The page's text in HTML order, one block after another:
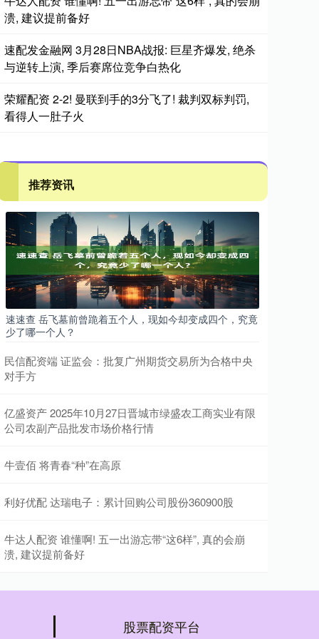
溃, 建议提前备好
速配发金融网 3月28日NBA战报: 巨星齐爆发, 绝杀
与逆转上演, 季后赛席位竞争白热化
荣耀配资 2-2! 曼联到手的3分飞了! 裁判双标判罚,
看得人一肚子火
推荐资讯
速速查 岳飞墓前曾跪着五个人，现如今却变成四个，究竟
少了哪一个人？
民信配资端 证监会：批复广州期货交易所为合格中央
对手方
亿盛资产 2025年10月27日晋城市绿盛农工商实业有限
公司农副产品批发市场价格行情
牛壹佰 将青春“种”在高原
利好优配 达瑞电子：累计回购公司股份360900股
牛达人配资 谁懂啊! 五一出游忘带“这6样”, 真的会崩
溃, 建议提前备好
股票配资平台